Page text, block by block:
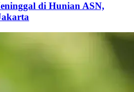
di Hunian ASN,